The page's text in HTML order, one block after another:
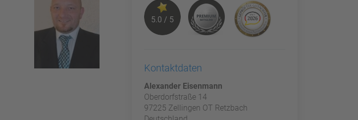
5.0 / 5
Kontaktdaten
Alexander Eisenmann
Oberdorfstraße 14
97225 Zellingen OT Retzbach